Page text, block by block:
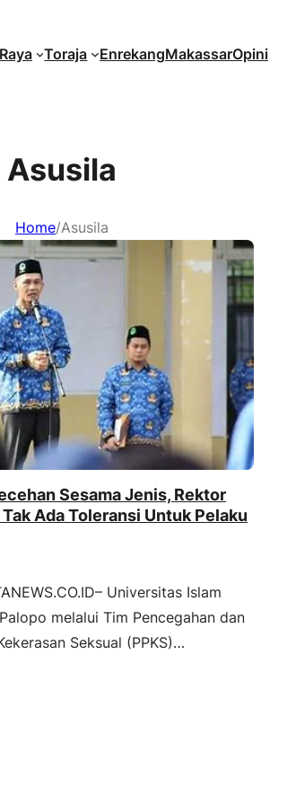
Toraja EnrekangMakassarOpini
Asusila
Home/Asusila
Sesama Jenis, Rektor
Tak Ada Toleransi Untuk Pelaku
Universitas Islam
melalui Tim Pencegahan dan
Seksual (PPKS)…